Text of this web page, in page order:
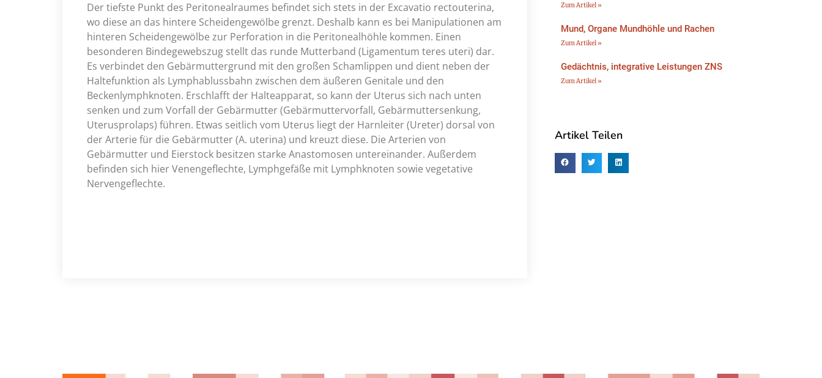
Der tiefste Punkt des Peritonealraumes befindet sich stets in der Excavatio rectouterina,
wo diese an das hintere Scheidengewölbe grenzt. Deshalb kann es bei Manipulationen am
hinteren Scheidengewölbe zur Perforation in die Peritonealhöhle kommen. Einen
besonderen Bindegewebszug stellt das runde Mutterband (Ligamentum teres uteri) dar.
Es verbindet den Gebärmuttergrund mit den großen Schamlippen und dient neben der
Haltefunktion als Lymphablussbahn zwischen dem äußeren Genitale und den
Beckenlymphknoten. Erschlafft der Halteapparat, so kann der Uterus sich nach unten
senken und zum Vorfall der Gebärmutter (Gebärmuttervorfall, Gebärmuttersenkung,
Uterusprolaps) führen. Etwas seitlich vom Uterus liegt der Harnleiter (Ureter) dorsal von
der Arterie für die Gebärmutter (A. uterina) und kreuzt diese. Die Arterien von
Gebärmutter und Eierstock besitzen starke Anastomosen untereinander. Außerdem
befinden sich hier Venengeflechte, Lymphgefäße mit Lymphknoten sowie vegetative
Nervengeflechte.
Zum Artikel »
Mund, Organe Mundhöhle und Rachen
Zum Artikel »
Gedächtnis, integrative Leistungen ZNS
Zum Artikel »
Artikel Teilen